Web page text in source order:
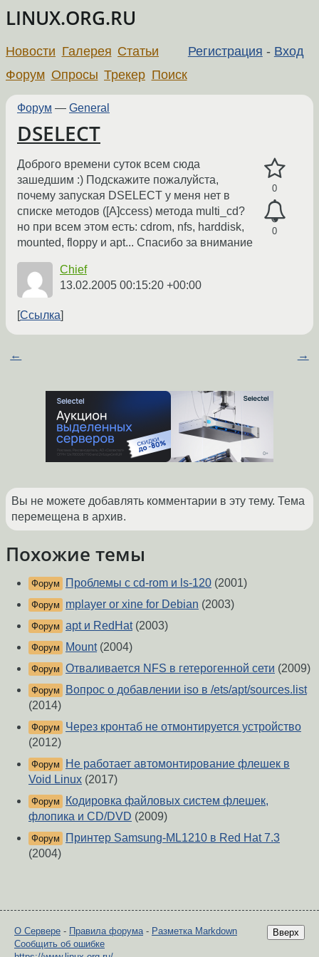
LINUX.ORG.RU
Регистрация - Вход
Новости Галерея Статьи
Форум Опросы Трекер Поиск
Форум — General
DSELECT
0
0
Доброго времени суток всем сюда
зашедшим :) Подскажите пожалуйста,
почему запуская DSELECT у меня нет в
списке методов ([A]ccess) метода multi_cd?
но при всем этом есть: cdrom, nfs, harddisk,
mounted, floppy и apt... Спасибо за внимание
Chief
13.02.2005 00:15:20 +00:00
Ссылка
← →
Вы не можете добавлять комментарии в эту тему. Тема
перемещена в архив.
Похожие темы
Форум Проблемы с cd-rom и ls-120 (2001)
Форум mplayer or xine for Debian (2003)
Форум apt и RedHat(2003)
Форум Mount(2004)
Форум Отваливается NFS в гетерогенной сети (2009)
Форум
Вопрос о добавлении iso в /ets/apt/sources.list
(2014)
Форум
Через кронтаб не отмонтируется устройство
(2012)
Форум
Не работает автомонтирование флешек в
Void Linux (2017)
Форум
Кодировка файловых систем флешек,
флопика и CD/DVD (2009)
Форум
Принтер Samsung-ML1210 в Red Hat 7.3
(2004)
Вверх
О Сервере - Правила форума- Разметка Markdown
Сообщить об ошибке